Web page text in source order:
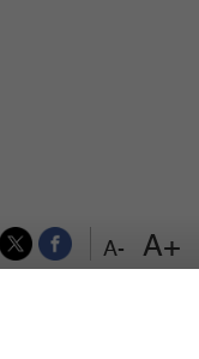
+A
-A